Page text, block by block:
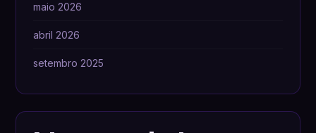
maio 2026
abril 2026
setembro 2025